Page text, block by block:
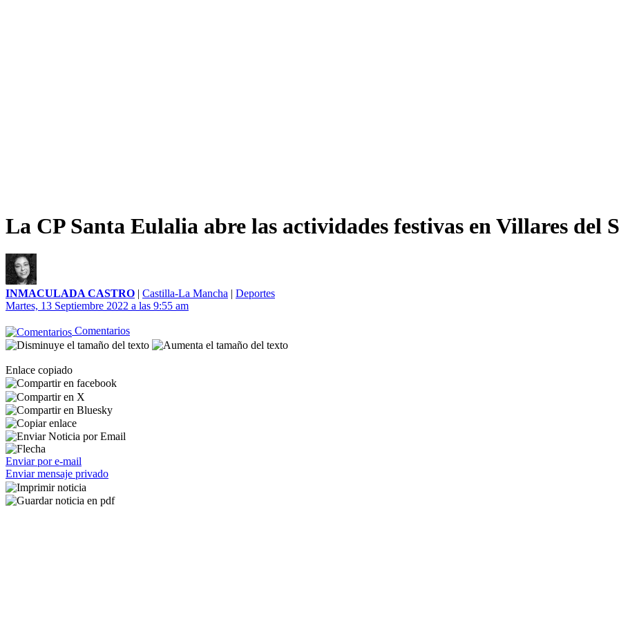
La CP Santa Eulalia abre las actividades festivas en Villares del
INMACULADA CASTRO | Castilla-La Mancha | Deportes
Martes, 13 Septiembre 2022 a las 9:55 am
Comentarios
Enlace copiado
Enviar por e-mail
Enviar mensaje privado